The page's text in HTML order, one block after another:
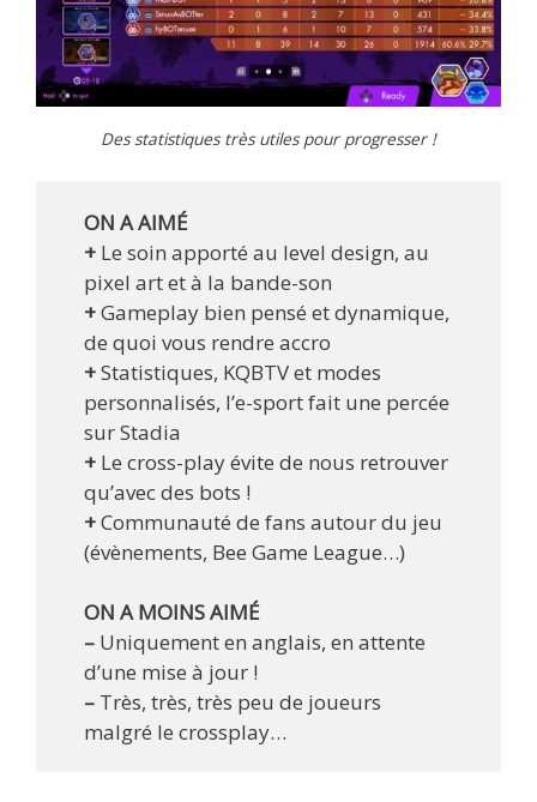
Des statistiques très utiles pour progresser !
ON A AIMÉ
+ Le soin apporté au level design, au
pixel art et à la bande-son
+Gameplay bien pensé et dynamique,
de quoi vous rendre accro
+Statistiques, KQBTV et modes
personnalisés, l’e-sport fait une percée
sur Stadia
+ Le cross-play évite de nous retrouver
qu’avec des bots !
+Communauté de fans autour du jeu
(évènements, Bee Game League…)
ON A MOINS AIMÉ
– Uniquement en anglais, en attente
d’une mise à jour !
– Très, très, très peu de joueurs
malgré le crossplay…